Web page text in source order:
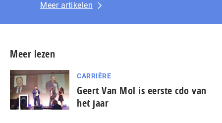
Meer artikelen
Meer lezen
CARRIÈRE
Geert Van Mol is eerste cdo van
het jaar